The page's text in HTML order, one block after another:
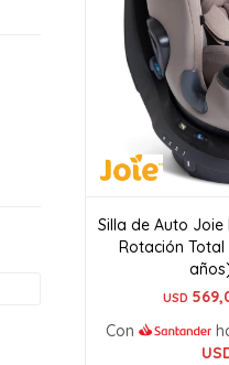
Silla de Auto Joie
Rotación
USD
Con